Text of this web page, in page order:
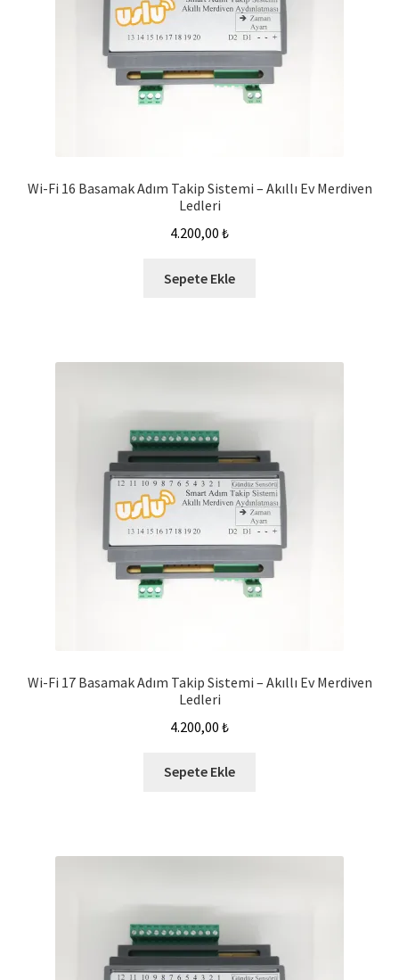
Wi-Fi 16 Basamak Adım Takip Sistemi – Akıllı Ev Merdiven
Ledleri
4.200,00 ₺
Sepete Ekle
Wi-Fi 17 Basamak Adım Takip Sistemi – Akıllı Ev Merdiven
Ledleri
4.200,00 ₺
Sepete Ekle